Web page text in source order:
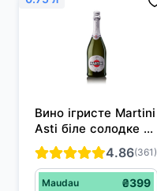
Вино ігристе Martini
Asti біле солодке
0.75 л 7.5%
4.86(361)
Maudau ₴399